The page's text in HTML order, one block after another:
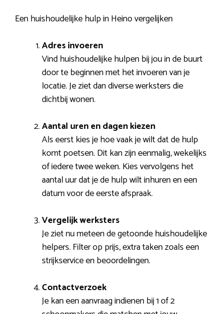
Een huishoudelijke hulp in Heino vergelijken
Adres invoeren
Vind huishoudelijke hulpen bij jou in de buurt
door te beginnen met het invoeren van je
locatie. Je ziet dan diverse werksters die
dichtbij wonen.
Aantal uren en dagen kiezen
Als eerst kies je hoe vaak je wilt dat de hulp
komt poetsen. Dit kan zijn eenmalig, wekelijks
of iedere twee weken. Kies vervolgens het
aantal uur dat je de hulp wilt inhuren en een
datum voor de eerste afspraak.
Vergelijk werksters
Je ziet nu meteen de getoonde huishoudelijke
helpers. Filter op prijs, extra taken zoals een
strijkservice en beoordelingen.
Contactverzoek
Je kan een aanvraag indienen bij 1 of 2